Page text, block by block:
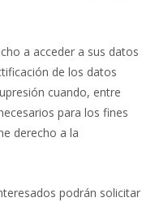
a acceder a sus datos
de los datos
cuando, entre
para los fines
derecho a la
podrán solicitar